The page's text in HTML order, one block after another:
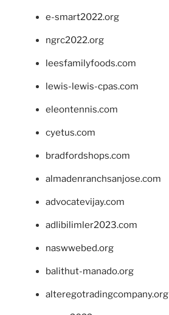
e-smart2022.org
ngrc2022.org
leesfamilyfoods.com
lewis-lewis-cpas.com
eleontennis.com
cyetus.com
bradfordshops.com
almadenranchsanjose.com
advocatevijay.com
adlibilimler2023.com
naswwebed.org
balithut-manado.org
alteregotradingcompany.org